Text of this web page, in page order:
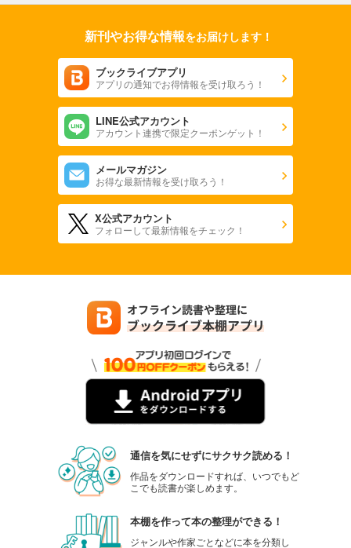
新刊やお得な情報をお届けします！
ブックライブアプリ
アプリの通知でお得情報を受け取ろう！
LINE公式アカウント
アカウント連携で限定クーポンゲット！
メールマガジン
お得な最新情報を受け取ろう！
X公式アカウント
フォローして最新情報をチェック！
通信を気にせずにサクサク読める！
作品をダウンロードすれば、いつでもど
こでも読書が楽しめます。
本棚を作って本の整理ができる！
ジャンルや作家ごとなどに本を分類し